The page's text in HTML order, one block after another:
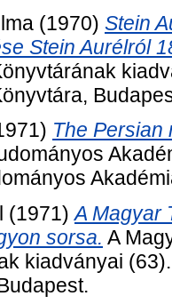
(1970) Stein
Stein Aurélról
The Persian
(1971)A Magyar
sorsa. A
kiadványai